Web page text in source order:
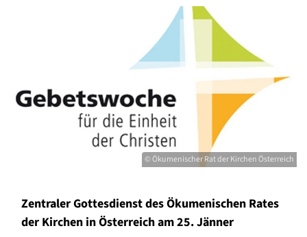
© Ökumenischer Rat der Kirchen Österreich
Zentraler Gottesdienst des Ökumenischen Rates
der Kirchen in Österreich am 25. Jänner